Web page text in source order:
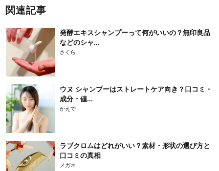
関連記事
発酵エキスシャンプーって何がいいの？無印良品
などのシャ...
さくら
ウヌ シャンプーはストレートケア向き？口コミ・
成分・値...
かえで
ラブクロムはどれがいい？素材・形状の選び方と
口コミの真相
メガネ